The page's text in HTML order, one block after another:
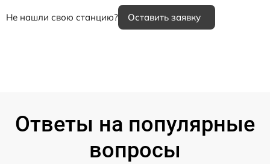
Не нашли свою станцию? Оставить заявку
Ответы на популярные
вопросы